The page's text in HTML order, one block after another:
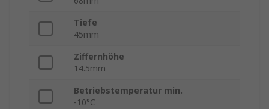
Tiefe
45mm
Ziffernhöhe
14.5mm
Betriebstemperatur min.
-10°C